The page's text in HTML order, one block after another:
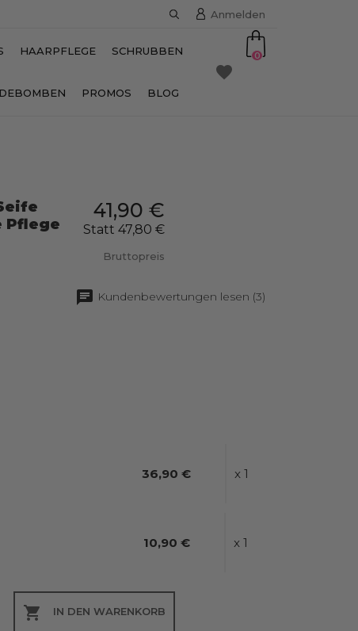
Anmelden
HAARPFLEGE SCHRUBBEN
PROMOS BLOG
favorite
0
41,90 €
Statt 47,80 €
Bruttopreis
Pflege
Kundenbewertungen lesen (3)
36,90 € x 1
10,90 € x 1
 IN DEN WARENKORB